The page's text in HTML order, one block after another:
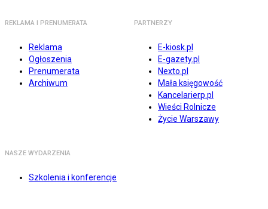
REKLAMA I PRENUMERATA
Reklama
Ogłoszenia
Prenumerata
Archiwum
PARTNERZY
E-kiosk.pl
E-gazety.pl
Nexto.pl
Mała księgowość
Kancelarierp.pl
Wieści Rolnicze
Życie Warszawy
NASZE WYDARZENIA
Szkolenia i konferencje